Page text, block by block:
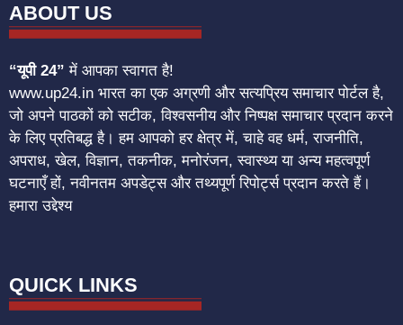
ABOUT US
“यूपी 24” में आपका स्वागत है!
www.up24.in भारत का एक अग्रणी और सत्यप्रिय समाचार पोर्टल है,
जो अपने पाठकों को सटीक, विश्वसनीय और निष्पक्ष समाचार प्रदान करने
के लिए प्रतिबद्ध है। हम आपको हर क्षेत्र में, चाहे वह धर्म, राजनीति,
अपराध, खेल, विज्ञान, तकनीक, मनोरंजन, स्वास्थ्य या अन्य महत्वपूर्ण
घटनाएँ हों, नवीनतम अपडेट्स और तथ्यपूर्ण रिपोर्ट्स प्रदान करते हैं।
हमारा उद्देश्य
QUICK LINKS